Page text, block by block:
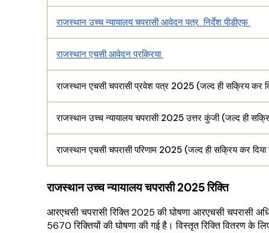
राजस्थान उच्च न्यायालय चपरासी आवेदन पत्र निर्देश पीडीएफ
राजस्थान एचसी आवेदन प्रक्रिया
राजस्थान एचसी चपरासी प्रवेश पत्र 2025 (जल्द ही सक्रिय कर
राजस्थान उच्च न्यायालय चपरासी 2025 उत्तर कुंजी (जल्द ही
राजस्थान एचसी चपरासी परिणाम 2025 (जल्द ही सक्रिय कर दिया
राजस्थान उच्च न्यायालय चपरासी 2025 रिक्ति
आरएचसी चपरासी रिक्ति 2025 की घोषणा आरएचसी चपरासी
5670 रिक्तियों की घोषणा की गई है। विस्तृत रिक्ति वितरण के